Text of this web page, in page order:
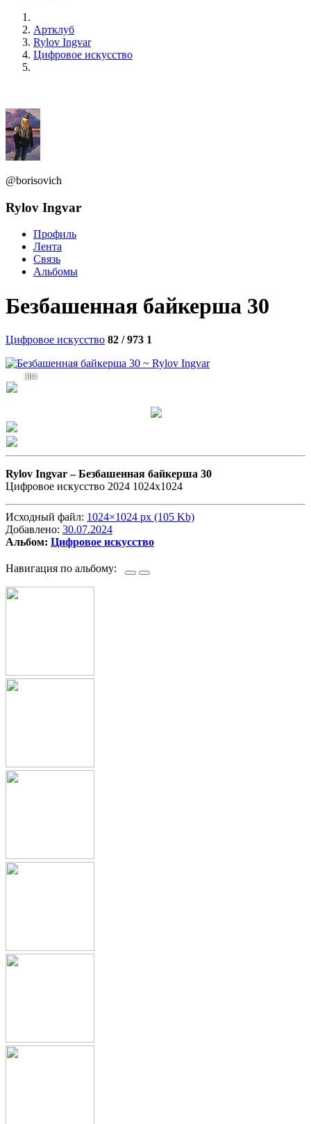
Артклуб
Rylov Ingvar
Цифровое искусство
@borisovich
Rylov Ingvar
Профиль
Лента
Связь
Альбомы
Безбашенная байкерша 30
Цифровое искусство 82 / 973 1
304
Rylov Ingvar –Безбашенная байкерша 30
Цифровое искусство 2024 1024х1024
Исходный файл: 1024×1024 px (105 Kb)
Добавлено: 30.07.2024
Альбом: Цифровое искусство
Навигация по альбому: